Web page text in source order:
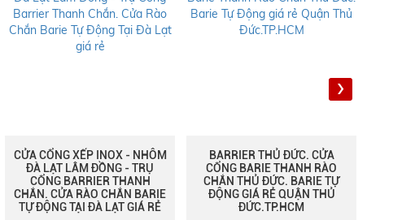
BARRIER THỦ ĐỨC. CỬA
CỔNG BARIE THANH RÀO
CHẮN THỦ ĐỨC. BARIE TỰ
ĐỘNG GIÁ RẺ QUẬN THỦ
ĐỨC.TP.HCM
CỔNG BARRIER TRẠNG BOM.
THANH CHẮN. RÀO CHẮN
BARIE TỰ ĐỘNG GIÁ RẺ
TRẠNG BOM ĐỒNG NAI
›